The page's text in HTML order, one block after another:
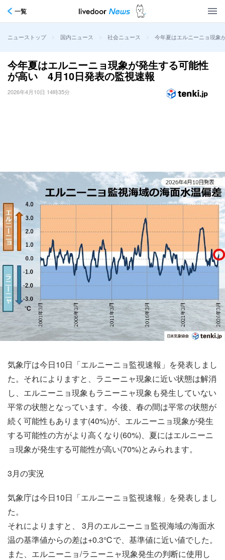
一覧
ニューストップ > 国内ニュース > 社会ニュース > 今年夏はエルニーニョ現
今年夏はエルニーニョ現象が発生する可能性
が高い 4月10日発表の監視速報
2026年4月10日 14時35分
気象庁は今日10日「エルニーニョ監視速報」を発表しまし
た。それによりますと、ラニーニャ現象に近い状態は解消
し、エルニーニョ現象もラニーニャ現象も発生していない
平常の状態となっています。今後、春の間は平常の状態が
続く可能性もあります(40%)が、エルニーニョ現象が発生
する可能性の方がより高くなり(60%)、夏にはエルニーニ
ョ現象が発生する可能性が高い(70%)とみられます。
3月の実況
気象庁は今日10日「エルニーニョ監視速報」を発表しまし
た。
それによりますと、 3月のエルニーニョ監視海域の海面水
温の基準値からの差は+0.3℃で、基準値に近い値でした。
また、エルニーニョ/ラニーニャ現象発生の判断に使用し